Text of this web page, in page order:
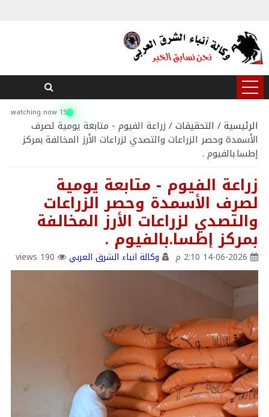
15 watching now
الرئيسية/ التحقيقات/ زراعة الفيوم - متابعة يومية لصرف
الأسمدة وحصر الزراعات والتصدي لزراعات الأرز المخالفة بمركز
إطسا.بالفيوم .
زراعة الفيوم - متابعة يومية
لصرف الأسمدة وحصر الزراعات
والتصدي لزراعات الأرز المخالفة
بمركز إطسا.بالفيوم .
14-06-2026 2:10 م وكالة انباء الشرق العربي 190 views